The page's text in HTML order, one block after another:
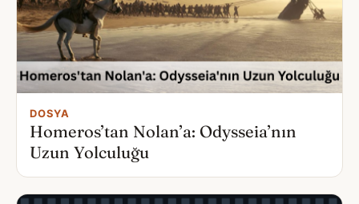
DOSYA
Homeros’tan Nolan’a: Odysseia’nın
Uzun Yolculuğu